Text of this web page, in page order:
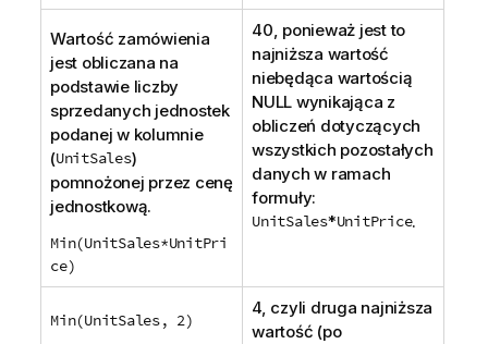
Wartość zamówienia
jest obliczana na
podstawie liczby
sprzedanych jednostek
podanej w kolumnie
(UnitSales)
pomnożonej przez cenę
jednostkową.
Min(UnitSales*UnitPri
ce)
40, ponieważ jest to
najniższa wartość
niebędąca wartością
NULL wynikająca z
obliczeń dotyczących
wszystkich pozostałych
danych w ramach
formuły:
UnitSales*UnitPrice.
Min(UnitSales, 2)
4, czyli druga najniższa
wartość (po